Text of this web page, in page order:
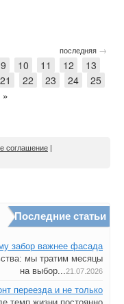
последняя →
9 10 11 12
13
21 22 23 24
25
»
соглашение |
Последние статьи
забор важнее фасада
мы тратим месяцы
на выбор...21.07.2026
переезда и не только